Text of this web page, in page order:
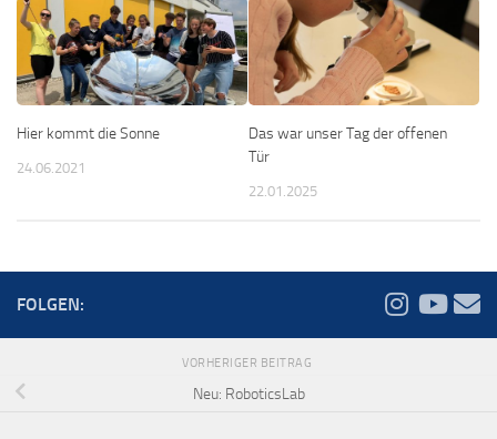
Hier kommt die Sonne
24.06.2021
Das war unser Tag der offenen
Tür
22.01.2025
FOLGEN:
VORHERIGER BEITRAG
Neu: RoboticsLab